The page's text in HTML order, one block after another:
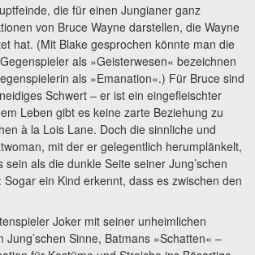
die für einen Jungianer ganz
von Bruce Wayne darstellen, die Wayne
hat. (Mit Blake gesprochen könnte man die
als »Geisterwesen« bezeichnen
als »Emanation«.) Für Bruce sind
Schwert – er ist ein eingefleischter
Leben gibt es keine zarte Beziehung zu
à la Lois Lane. Doch die sinnliche und
mit der er gelegentlich herumplänkelt,
als die dunkle Seite seiner Jung’schen
Sogar ein Kind erkennt, dass es zwischen den
Joker mit seiner unheimlichen
Jung’schen Sinne, Batmans »Schatten« –